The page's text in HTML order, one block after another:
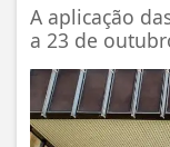
A aplicação
a 23 de